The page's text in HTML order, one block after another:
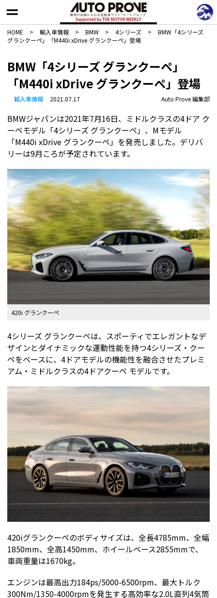
HOME > 輸入車情報 > BMW > 4シリーズ >
BMW「4シリーズ
グランクーペ」「M440i xDrive グランクーペ」登場
BMW「4シリーズ グランクーペ」
「M440i xDrive グランクーペ」登場
輸入車情報 2021.07.17 Auto Prove 編集部
BMWジャパンは2021年7月16日、ミドルクラスの4ドア ク
ーペモデル「4シリーズ グランクーペ」、Mモデル
「M440i xDrive グランクーペ」を発売しました。デリバ
リーは9月ころが予定されています。
420i グランクーペ
4シリーズ グランクーペは、スポーティでエレガントなデ
ザインとダイナミックな運動性能を持つ4シリーズ・クー
ペをベースに、4ドアモデルの機能性を融合させたプレミ
アム・ミドルクラスの4ドアクーペ モデルです。
420iグランクーペのボディサイズは、全長4785mm、全幅
1850mm、全高1450mm、ホイールベース2855mmで、
車両重量は1670kg。
エンジンは最高出力184ps/5000-6500rpm、最大トルク
300Nm/1350-4000rpmを発生する高効率な2.0L直列4気筒